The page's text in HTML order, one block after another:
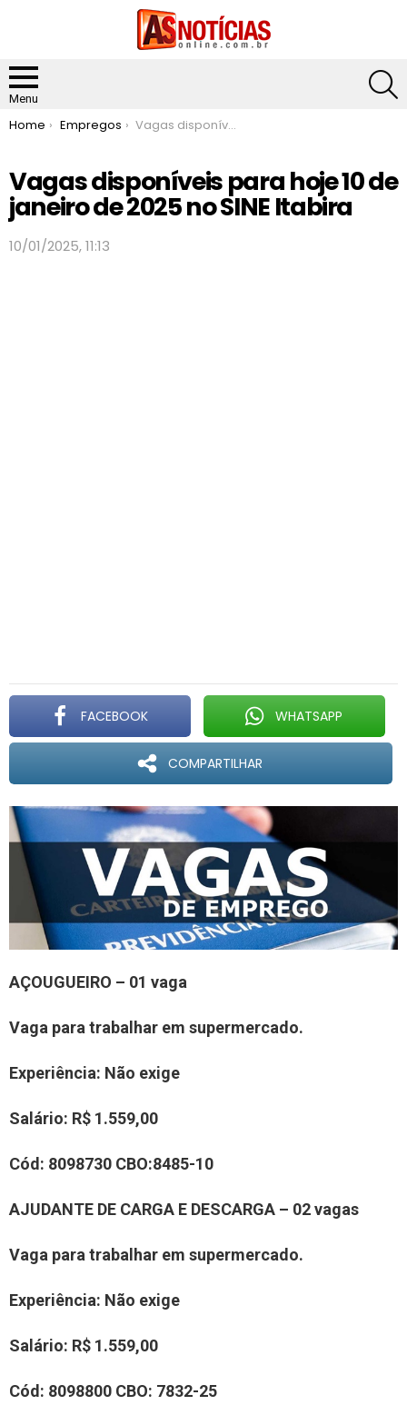
Menu
You are here:
Home Empregos Vagas disponíveis para hoje 10 de janeiro de 2025 no SINE Itabira
Vagas disponíveis para hoje 10 de
janeiro de 2025 no SINE Itabira
10/01/2025, 11:13
FACEBOOK WHATSAPP
COMPARTILHAR
AÇOUGUEIRO – 01 vaga
Vaga para trabalhar em supermercado.
Experiência: Não exige
Salário: R$ 1.559,00
Cód: 8098730 CBO:8485-10
AJUDANTE DE CARGA E DESCARGA – 02 vagas
Vaga para trabalhar em supermercado.
Experiência: Não exige
Salário: R$ 1.559,00
Cód: 8098800 CBO: 7832-25